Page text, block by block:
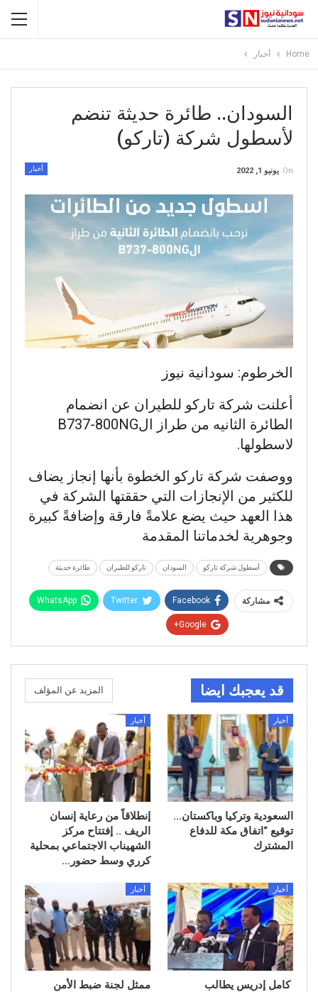
Home أخبار
السودان.. طائرة حديثة تنضم
لأسطول شركة (تاركو)
أخبار On يونيو 1, 2022
الخرطوم: سودانية نيوز
أعلنت شركة تاركو للطيران عن انضمام
الطائرة الثانيه من طراز الB737-800NG
لاسطولها.
ووصفت شركة تاركو الخطوة بأنها إنجاز يضاف
للكثير من الإنجازات التي حققتها الشركة في
هذا العهد حيث يضع علامةً فارقة وإضافةً كبيرة
وجوهرية لخدماتنا المقدمة
أسطول شركة تاركو السودان تاركو للطيران طائرة حديثة
مشاركة Facebook
Twitter
WhatsApp
Google+
قد يعجبك ايضا المزيد عن المؤلف
أخبار
السعودية وتركيا وباكستان…
توقيع “اتفاق مكة للدفاع
المشترك
أخبار
إنطلاقاً من رعاية إنسان
الريف .. إفتتاح مركز
الشهيناب الاجتماعي بمحلية
كرري وسط حضور…
أخبار
كامل إدريس يطالب
أخبار
ممثل لجنة ضبط الأمن